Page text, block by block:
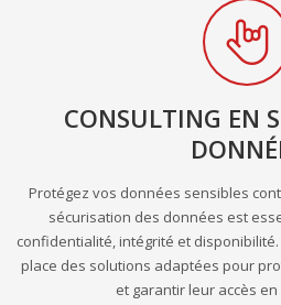
CONSULTING EN
Protégez vos données sensibles
sécurisation des données est
confidentialité, intégrité et
place des solutions adaptées pour
et garantir leur accès